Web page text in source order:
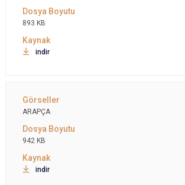
893 KB
indir
ARAPÇA
942 KB
indir